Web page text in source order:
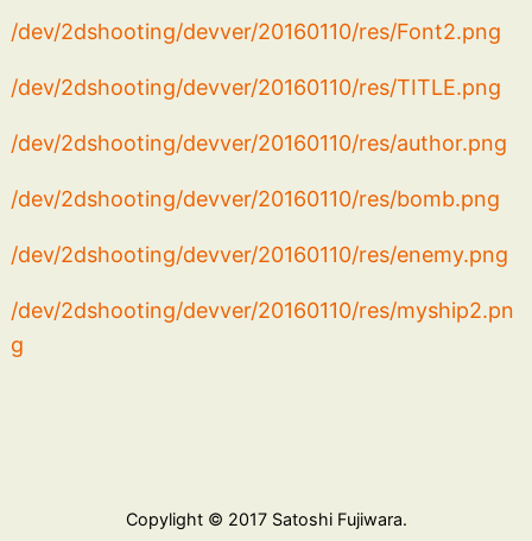
/dev/2dshooting/devver/20160110/res/Font2.png
/dev/2dshooting/devver/20160110/res/TITLE.png
/dev/2dshooting/devver/20160110/res/author.png
/dev/2dshooting/devver/20160110/res/bomb.png
/dev/2dshooting/devver/20160110/res/enemy.png
/dev/2dshooting/devver/20160110/res/myship2.pn
g
Copylight © 2017 Satoshi Fujiwara.